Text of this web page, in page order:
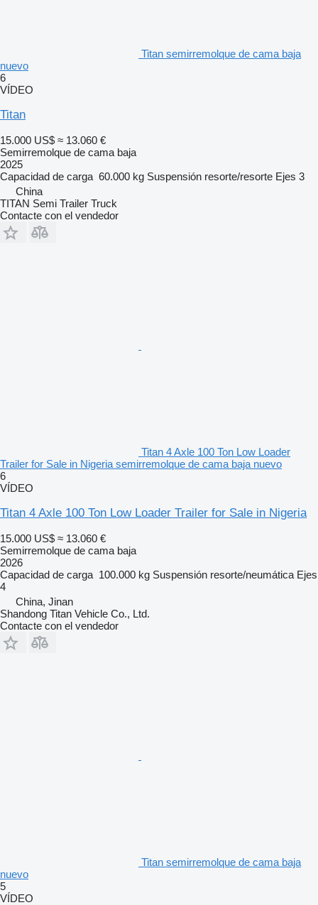
Titan semirremolque de cama baja
nuevo
6
VÍDEO
Titan
15.000 US$ ≈ 13.060 €
Semirremolque de cama baja
2025
Capacidad de carga 60.000 kg Suspensión resorte/resorte Ejes 3
China
TITAN Semi Trailer Truck
Contacte con el vendedor
Titan 4 Axle 100 Ton Low Loader
Trailer for Sale in Nigeria semirremolque de cama baja nuevo
6
VÍDEO
Titan 4 Axle 100 Ton Low Loader Trailer for Sale in Nigeria
15.000 US$ ≈ 13.060 €
Semirremolque de cama baja
2026
Capacidad de carga 100.000 kg Suspensión resorte/neumática Ejes
4
China, Jinan
Shandong Titan Vehicle Co., Ltd.
Contacte con el vendedor
Titan semirremolque de cama baja
nuevo
5
VÍDEO